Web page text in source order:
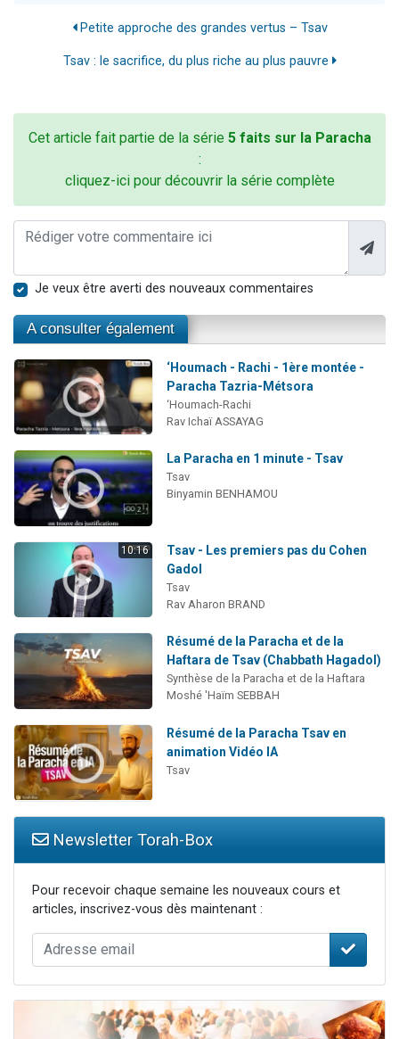
Petite approche des grandes vertus – Tsav
Tsav : le sacrifice, du plus riche au plus pauvre
Cet article fait partie de la série 5 faits sur la Paracha
:
cliquez-ici pour découvrir la série complète
Je veux être averti des nouveaux commentaires
A consulter également
‘Houmach - Rachi - 1ère montée -
Paracha Tazria-Métsora
‘Houmach-Rachi
Rav Ichaï ASSAYAG
La Paracha en 1 minute - Tsav
Tsav
Binyamin BENHAMOU
10:16
Tsav - Les premiers pas du Cohen
Gadol
Tsav
Rav Aharon BRAND
Résumé de la Paracha et de la
Haftara de Tsav (Chabbath Hagadol)
Synthèse de la Paracha et de la Haftara
Moshé 'Haïm SEBBAH
Résumé de la Paracha Tsav en
animation Vidéo IA
Tsav
Newsletter Torah-Box
Pour recevoir chaque semaine les nouveaux cours et
articles, inscrivez-vous dès maintenant :